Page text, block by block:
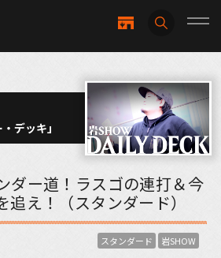
デッキ」
ダー道！ラスゴの連打＆今
追え！（スタンダード）
スタンダード 岩SHOW